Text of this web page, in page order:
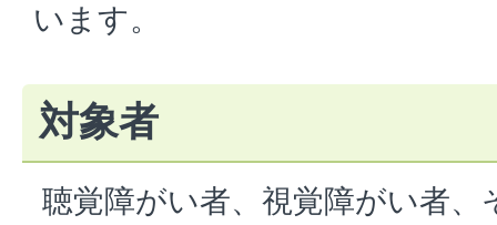
います。
対象者
聴覚障がい者、視覚障がい者、